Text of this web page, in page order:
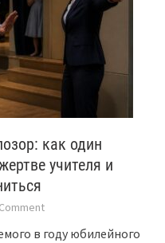
как один
учителя и
Comment
в году юбилейного